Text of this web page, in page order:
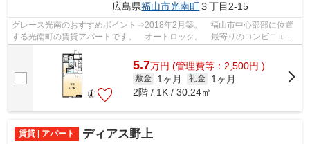
広島県福山市光南町３丁目2-15
グレース光南のおすすめポイント⇒2018年2月築。 福山市中心部部に位置
する光南町の賃貸アパートです。 オートロック。 最寄りのコンビニエン
スストアまで徒歩約5分です。 徒歩約7...
5.7万円 (管理費等：2,500円 )
敷金 1ヶ月 礼金
1ヶ月
2階 / 1K / 30.24㎡
賃貸 | アパート ディアス野上